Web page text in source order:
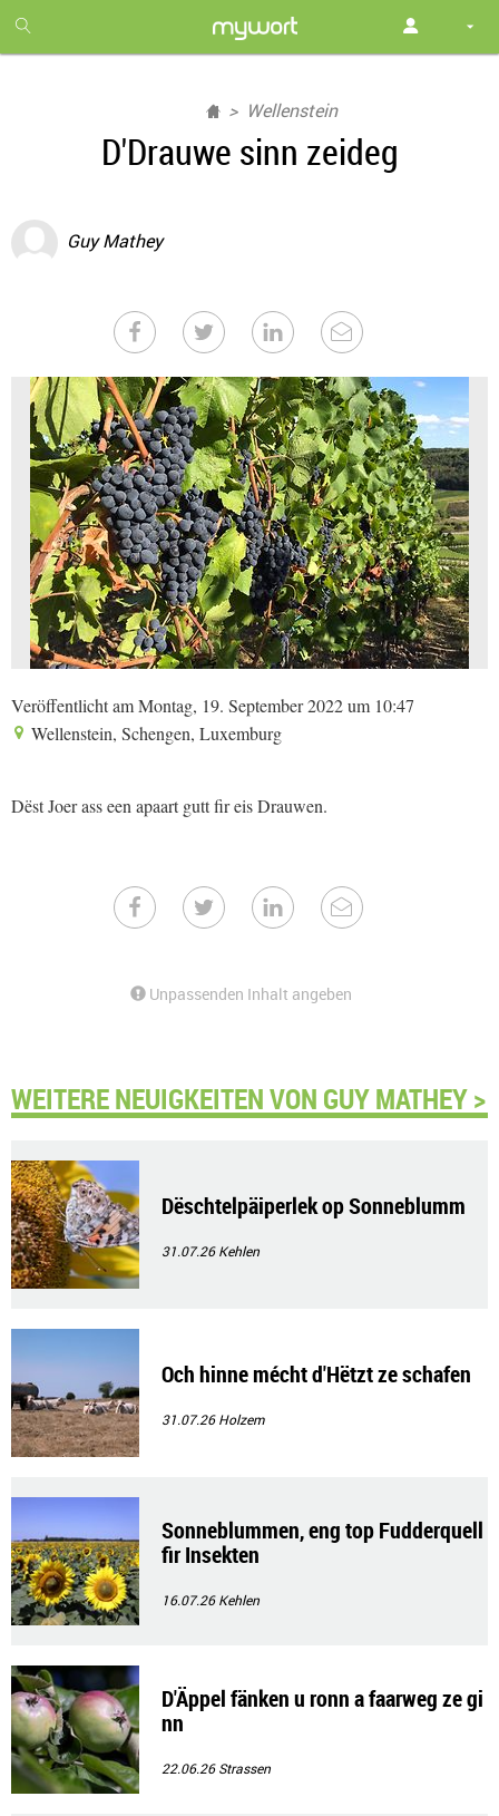
month
free
Wellenstein
D'Drauwe sinn zeideg
Guy Mathey
Veröffentlicht am Montag, 19. September 2022 um 10:47
Wellenstein, Schengen, Luxemburg
Dëst Joer ass een apaart gutt fir eis Drauwen.
Unpassenden Inhalt angeben
WEITERE NEUIGKEITEN VON GUY MATHEY >
Dëschtelpäiperlek op Sonneblumm
31.07.26Kehlen
Och hinne mécht d'Hëtzt ze schafen
31.07.26Holzem
Sonneblummen, eng top Fudderquell
fir Insekten
16.07.26Kehlen
D'Äppel fänken u ronn a faarweg ze gi
nn
22.06.26Strassen